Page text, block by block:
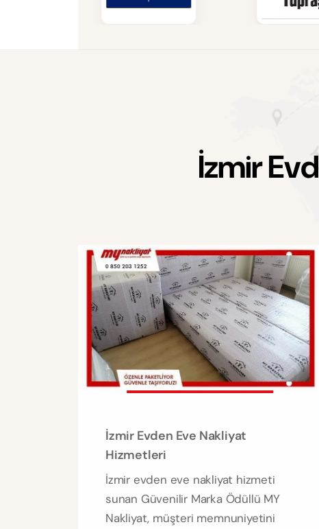
İzmirEvd
İzmir Evden Eve Nakliyat
Hizmetleri
İzmir evden eve nakliyat hizmeti
sunan Güvenilir Marka Ödüllü MY
Nakliyat, müşteri memnuniyetini